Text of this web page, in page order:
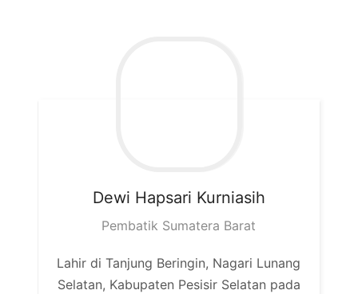
Dewi Hapsari Kurniasih
Pembatik Sumatera Barat
Lahir di Tanjung Beringin, Nagari Lunang
Selatan, Kabupaten Pesisir Selatan pada